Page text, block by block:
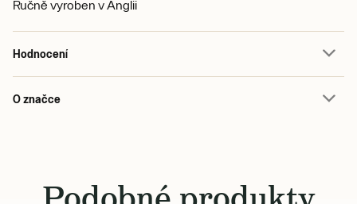
Ručně vyroben v Anglii
Hodnocení
O značce